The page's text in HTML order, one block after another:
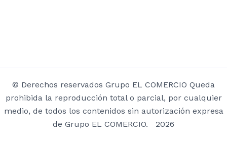
© Derechos reservados Grupo EL COMERCIO Queda
prohibida la reproducción total o parcial, por cualquier
medio, de todos los contenidos sin autorización expresa
de Grupo EL COMERCIO. 2026